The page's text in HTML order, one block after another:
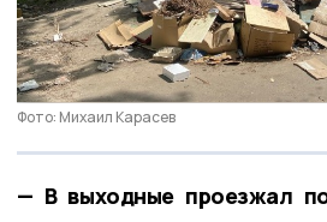
Фото: Михаил Карасев
— В выходные проезжал